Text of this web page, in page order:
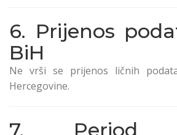
6. Prijenos
BiH
Ne vrši se prijenos ličnih
Hercegovine.
7. Period